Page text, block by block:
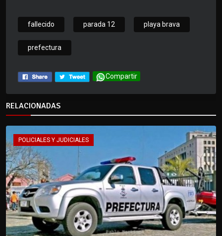
fallecido parada 12 playa brava
prefectura
Compartir
RELACIONADAS
POLICIALES Y JUDICIALES